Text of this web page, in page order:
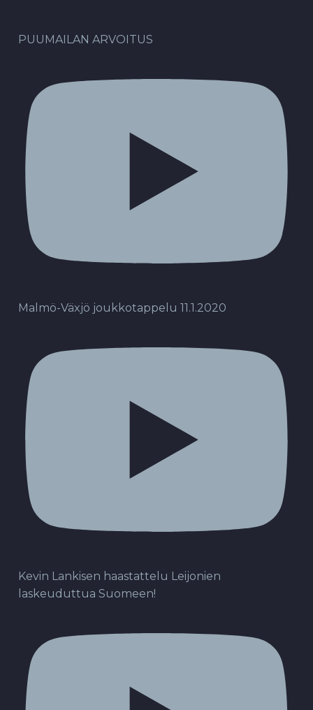
PUUMAILAN ARVOITUS
Malmö-Växjö joukkotappelu 11.1.2020
Kevin Lankisen haastattelu Leijonien
laskeuduttua Suomeen!